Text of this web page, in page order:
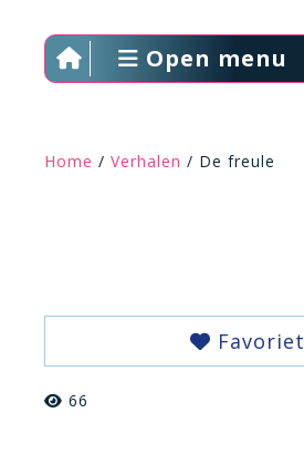
Open menu
Home / Verhalen / De freule
Favoriet
66